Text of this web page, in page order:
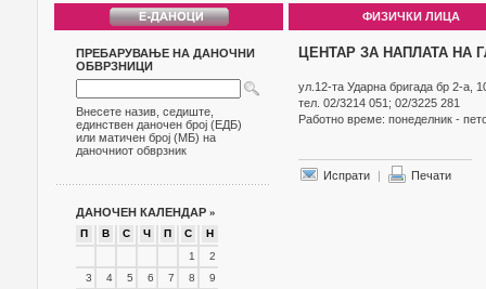
ФИЗИЧКИ ЛИЦА
ПРЕБАРУВАЊЕ НА ДАНОЧНИ
ОБВРЗНИЦИ
Внесете назив, седиште,
единствен даночен број (ЕДБ)
или матичен број (МБ) на
даночниот обврзник
ДАНОЧЕН КАЛЕНДАР »
П В С Ч П С
Н
1
2
3
4 5 6 7 8
9
ЦЕНТАР ЗА НАПЛАТА НА
ул.12-та Ударна бригада бр 2-а,
тел. 02/3214 051; 02/3225 281
Работно време: понеделник -
Испрати | Печати